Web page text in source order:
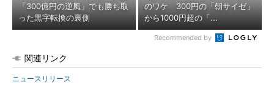
「300億円の逆風」でも勝ち取
った黒字転換の裏側
のワケ 300円の「朝サイゼ」
から1000円超の「...
Recommended by
関連リンク
ニュースリリース